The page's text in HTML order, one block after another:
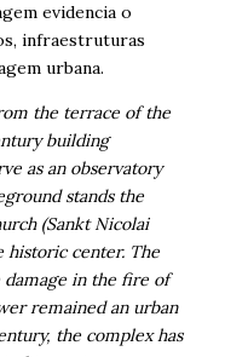
evidencia o
infraestruturas
urbana.
the terrace of the
building
as an observatory
stands the
(Sankt Nicolai
historic center. The
in the fire of
remained an urban
the complex has